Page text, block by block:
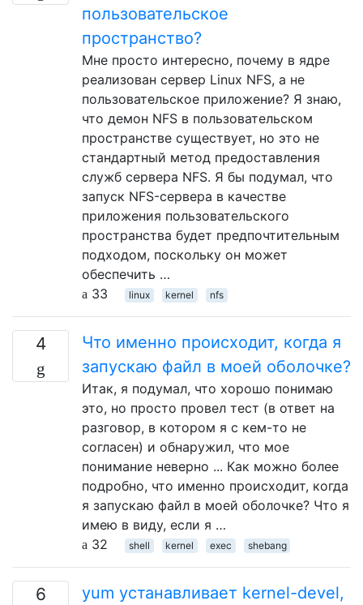
пользовательское
пространство?
Мне просто интересно, почему в ядре
реализован сервер Linux NFS, а не
пользовательское приложение? Я знаю,
что демон NFS в пользовательском
пространстве существует, но это не
стандартный метод предоставления
служб сервера NFS. Я бы подумал, что
запуск NFS-сервера в качестве
приложения пользовательского
пространства будет предпочтительным
подходом, поскольку он может
обеспечить …
33
linux kernel nfs
4
Что именно происходит, когда я
запускаю файл в моей оболочке?
Итак, я подумал, что хорошо понимаю
это, но просто провел тест (в ответ на
разговор, в котором я с кем-то не
согласен) и обнаружил, что мое
понимание неверно ... Как можно более
подробно, что именно происходит, когда
я запускаю файл в моей оболочке? Что я
имею в виду, если я …
32
shell kernel exec shebang
6
yum устанавливает kernel-devel,